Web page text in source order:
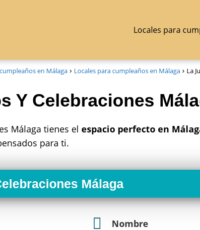
Locales para
en Málaga Locales para cumpleaños en Málaga
La
Y Celebraciones
Málaga tienes el espacio perfecto en
para ti.
Málaga
Nombre